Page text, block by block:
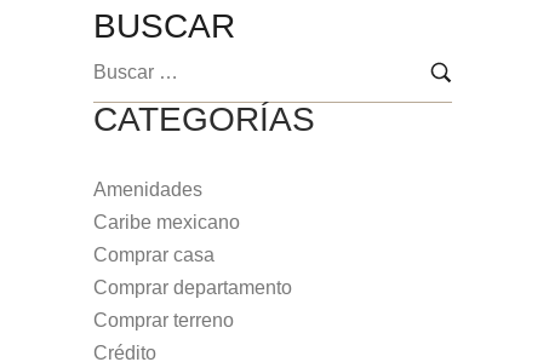
BUSCAR
CATEGORÍAS
Amenidades
Caribe mexicano
Comprar casa
Comprar departamento
Comprar terreno
Crédito